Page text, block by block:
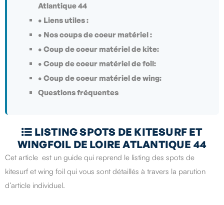
Atlantique 44
• Liens utiles :
• Nos coups de coeur matériel :
• Coup de coeur matériel de kite:
• Coup de coeur matériel de foil:
• Coup de coeur matériel de wing:
Questions fréquentes
 LISTING SPOTS DE KITESURF ET
WINGFOIL DE LOIRE ATLANTIQUE 44
Cet article est un guide qui reprend le listing des spots de
kitesurf et wing foil qui vous sont détaillés à travers la parution
d’article individuel.